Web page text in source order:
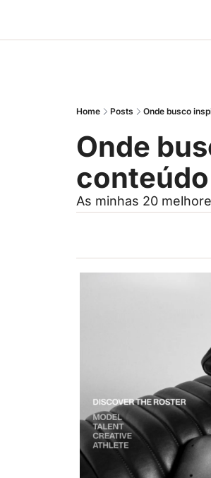
Home Posts Onde busco
Onde
As minhas 20